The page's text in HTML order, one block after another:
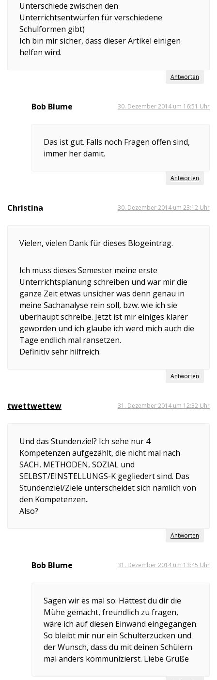
Unterschiede zwischen den
Unterrichtsentwürfen für verschiedene
Schulformen gibt)
Ich bin mir sicher, dass dieser Artikel einigen
helfen wird.
Antworten
Bob Blume 30. Dezember 2014 um 16:51 Uhr
Das ist gut. Falls noch Fragen offen sind,
immer her damit.
Antworten
Christina 30. Dezember 2014 um 23:12 Uhr
Vielen, vielen Dank für dieses Blogeintrag.
Ich muss dieses Semester meine erste
Unterrichtsplanung schreiben und war mir die
ganze Zeit etwas unsicher was denn genau in
meine Sachanalyse rein soll, bzw. wie ich sie
überhaupt schreibe. Jetzt ist mir einiges klarer
geworden und ich glaube ich werd mich auch die
Tage endlich mal ransetzen.
Definitiv sehr hilfreich.
Antworten
twettwettew 31. Dezember 2014 um 12:32 Uhr
Und das Stundenziel? Ich sehe nur 4
Kompetenzen aufgezählt, die nicht mal nach
SACH, METHODEN, SOZIAL und
SELBST/EINSTELLUNGS-K gegliedert sind. Das
Stundenziel/Ziele unterscheidet sich nämlich von
den Kompetenzen..
Also?
Antworten
Bob Blume 31. Dezember 2014 um 13:45 Uhr
Sagen wir es mal so: Hättest du dir die
Mühe gemacht, freundlich zu fragen,
wäre ich auf diesen Einwand eingegangen.
So bleibt mir nur ein Schulterzucken und
der Wunsch, dass du mit deinen Schülern
mal anders kommunizierst. Liebe Grüße